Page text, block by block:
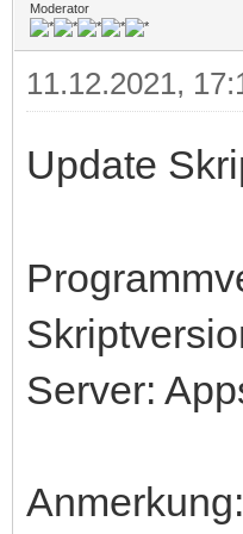
Moderator
11.12.2021,
Update
Server:
Anmerkung: